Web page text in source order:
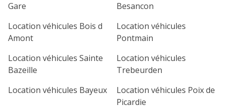
Gare
Besancon
Location véhicules Bois d
Amont
Location véhicules
Pontmain
Location véhicules Sainte
Bazeille
Location véhicules
Trebeurden
Location véhicules Bayeux
Location véhicules Poix de
Picardie